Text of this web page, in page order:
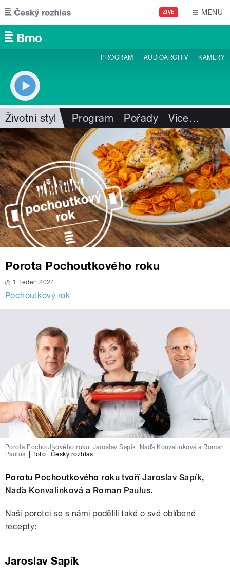
Přejít k hlavnímu obsahu
ŽIVĚ MENU
PROGRAM AUDIOARCHIV KAMERY
Životní styl Program Pořady Více…
Porota Pochoutkového roku
1. leden 2024
Pochoutkový rok
Porota Pochoutkového roku: Jaroslav Sapík, Naďa Konvalinková a Roman
Paulus
foto: Český rozhlas
Porotu Pochoutkového roku tvoříJaroslav Sapík,
Naďa Konvalinková a Roman Paulus.
Naši porotci se s námi podělili také o své oblíbené
recepty:
Jaroslav Sapík